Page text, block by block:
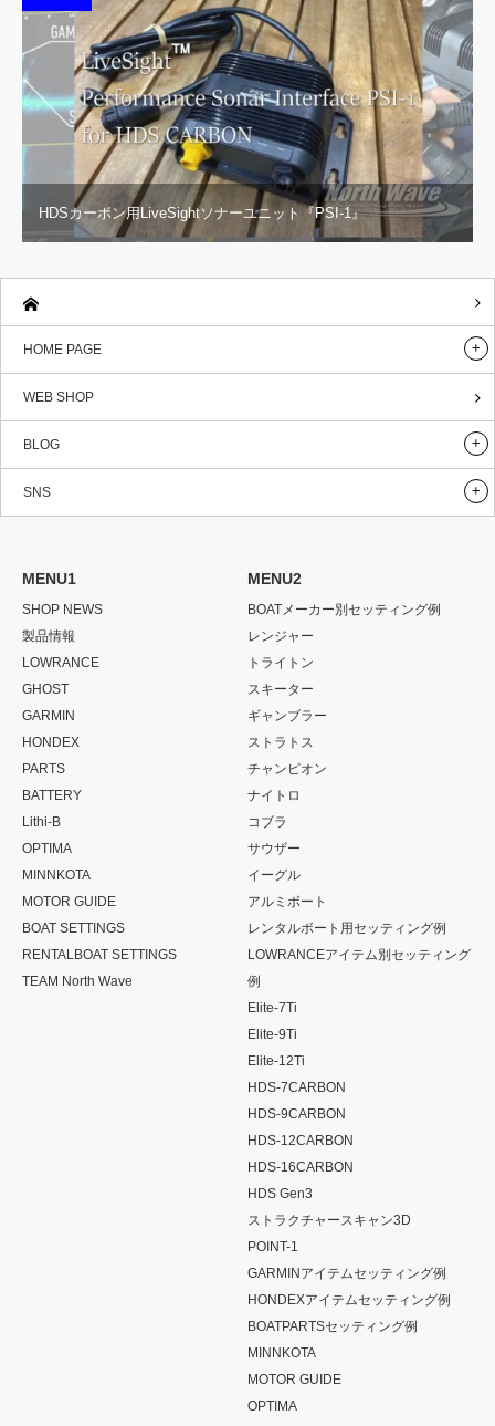
HDSカーボン用LiveSightソナーユニット『PSI-1』
HOME PAGE
WEB SHOP
BLOG
SNS
MENU1
SHOP NEWS
製品情報
LOWRANCE
GHOST
GARMIN
HONDEX
PARTS
BATTERY
Lithi-B
OPTIMA
MINNKOTA
MOTOR GUIDE
BOAT SETTINGS
RENTALBOAT SETTINGS
TEAM North Wave
MENU2
BOATメーカー別セッティング例
レンジャー
トライトン
スキーター
ギャンブラー
ストラトス
チャンピオン
ナイトロ
コブラ
サウザー
イーグル
アルミボート
レンタルボート用セッティング例
LOWRANCEアイテム別セッティング
例
Elite-7Ti
Elite-9Ti
Elite-12Ti
HDS-7CARBON
HDS-9CARBON
HDS-12CARBON
HDS-16CARBON
HDS Gen3
ストラクチャースキャン3D
POINT-1
GARMINアイテムセッティング例
HONDEXアイテムセッティング例
BOATPARTSセッティング例
MINNKOTA
MOTOR GUIDE
OPTIMA